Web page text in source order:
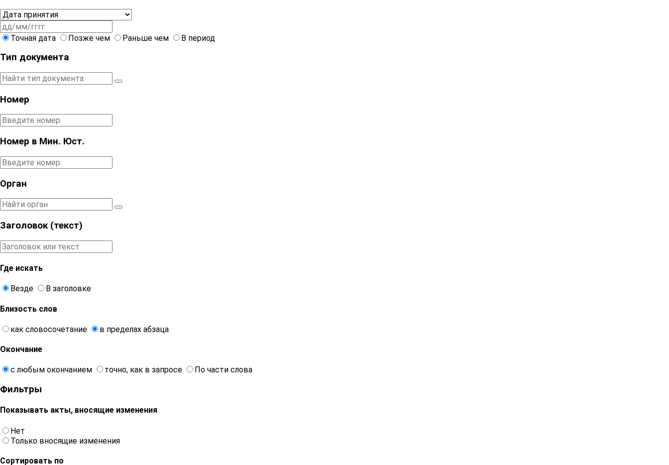
Точная дата Позже чем Раньше чем В период
Тип документа
Номер
Номер в Мин. Юст.
Орган
Заголовок (текст)
Где искать
Везде В заголовке
Близость слов
как словосочетание в пределах абзаца
Окончание
с любым окончанием точно, как в запросе По части слова
Фильтры
Показывать акты, вносящие изменения
Нет
Только вносящие изменения
Сортировать по